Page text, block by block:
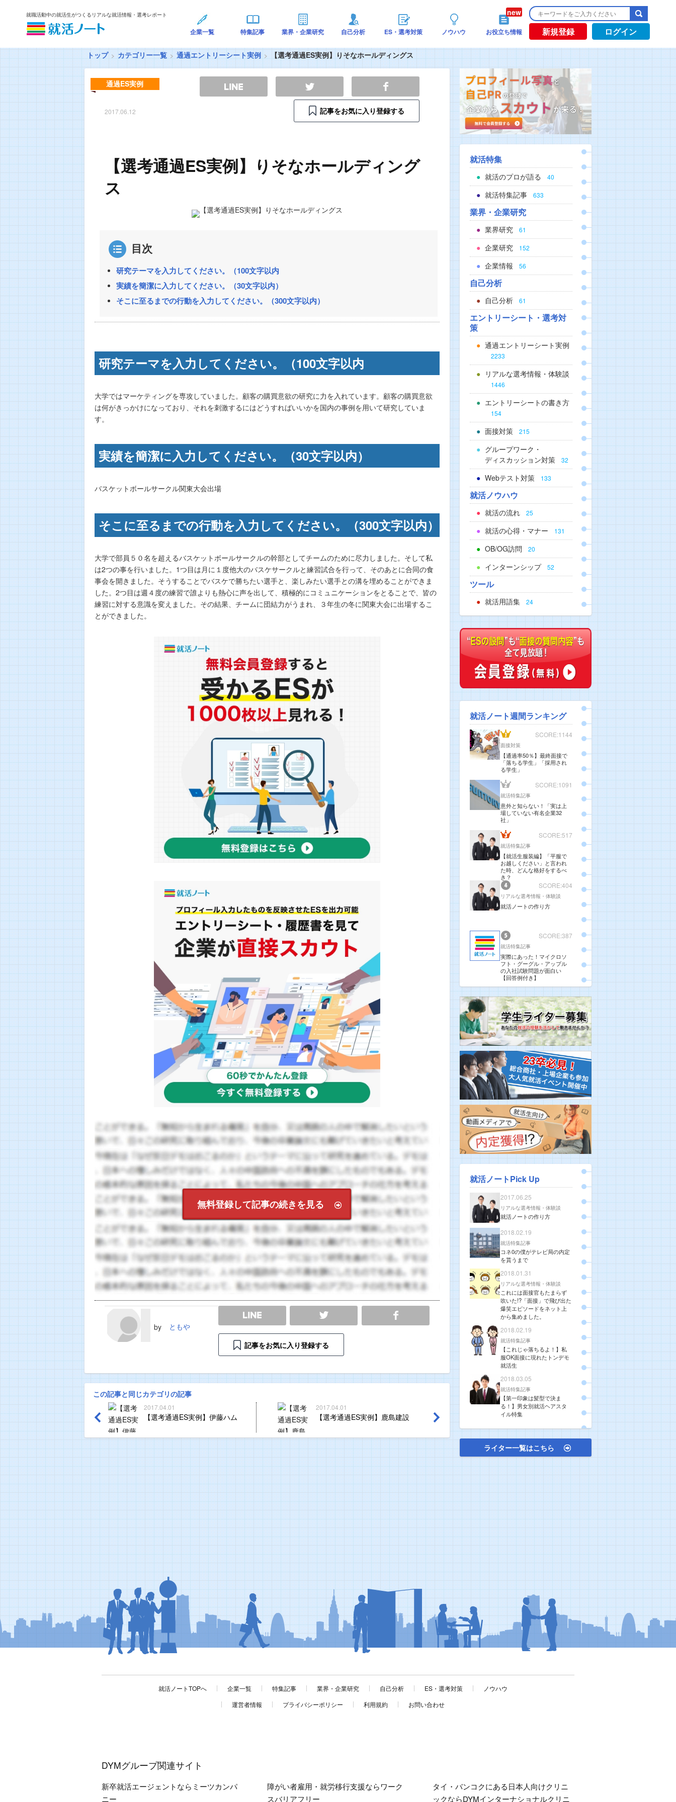
就職活動中の就活生がつくるリアルな就活情報・選考レポート
企業一覧 特集記事 業界・企業研究 自己分析 ES・選考対策 ノウハウ お役立ち情報 新規登録 ログイン
トップ カテゴリー一覧 通過エントリーシート実例 【選考通過ES実例】りそなホールディングス
通過ES実例
2017.06.12 記事をお気に入り登録する
【選考通過ES実例】りそなホールディング
ス
目次
研究テーマを入力してください。（100文字以内
実績を簡潔に入力してください。（30文字以内）
そこに至るまでの行動を入力してください。（300文字以内）
研究テーマを入力してください。（100文字以内
大学ではマーケティングを専攻していました。顧客の購買意欲の研究に力を入れています。顧客の購買意欲
は何がきっかけになっており、それを刺激するにはどうすればいいかを国内の事例を用いて研究していま
す。
実績を簡潔に入力してください。（30文字以内）
バスケットボールサークル関東大会出場
そこに至るまでの行動を入力してください。（300文字以内）
大学で部員５０名を超えるバスケットボールサークルの幹部としてチームのために尽力しました。そして私
は2つの事を行いました。1つ目は月に１度他大のバスケサークルと練習試合を行って、そのあとに合同の食
事会を開きました。そうすることでバスケで勝ちたい選手と、楽しみたい選手との溝を埋めることができま
した。2つ目は週４度の練習で誰よりも熱心に声を出して、積極的にコミュニケーションをとることで、皆の
練習に対する意識を変えました。その結果、チームに団結力がうまれ、３年生の冬に関東大会に出場するこ
とができました。
無料登録して記事の続きを見る
by ともや
LINE SHARE
記事をお気に入り登録する
この記事と同じカテゴリの記事
2017.04.01
【選考通過ES実例】伊藤ハム
2017.04.01
【選考通過ES実例】鹿島建設
就活特集
就活のプロが語る 40
就活特集記事 633
業界・企業研究
業界研究 61
企業研究 152
企業情報 56
自己分析
自己分析 61
エントリーシート・選考対
策
通過エントリーシート実例
2233
リアルな選考情報・体験談
1446
エントリーシートの書き方
154
面接対策 215
グループワーク・
ディスカッション対策
32
Webテスト対策 133
就活ノウハウ
就活の流れ 25
就活の心得・マナー 131
OB/OG訪問 20
インターンシップ 52
ツール
就活用語集 24
就活ノート週間ランキング
SCORE:1144
面接対策
【通過率50％】最終面接で
「落ちる学生」「採用され
る学生」
SCORE:1091
就活特集記事
意外と知らない！「実は上
場していない有名企業32
社」
SCORE:517
就活特集記事
【就活生服装編】「平服で
お越しください」と言われ
た時、どんな格好をするべ
き？
SCORE:404
リアルな選考情報・体験談
就活ノートの作り方
SCORE:387
就活特集記事
実際にあった！マイクロソ
フト・グーグル・アップル
の入社試験問題が面白い
【回答例付き】
就活ノートPick Up
2017.06.25
リアルな選考情報・体験談
就活ノートの作り方
2018.02.19
就活特集記事
コネ0の僕がテレビ局の内定
を貰うまで
2018.01.31
リアルな選考情報・体験談
これには面接官もたまらず
吹いた!?「面接」で飛び出た
爆笑エピソードをネット上
から集めました。
2018.02.19
就活特集記事
【これじゃ落ちるよ！】私
服OK面接に現れたトンデモ
就活生
2018.03.05
就活特集記事
【第一印象は髪型で決ま
る！】男女別就活ヘアスタ
イル特集
ライター一覧はこちら
就活ノートTOPへ 企業一覧 特集記事 業界・企業研究 自己分析 ES・選考対策
ノウハウ
運営者情報
プライバシーポリシー 利用規約 お問い合わせ
DYMグループ関連サイト
新卒就活エージェントならミーツカンパ
ニー
障がい者雇用・就労移行支援ならワーク
スバリアフリー
タイ・バンコクにある日本人向けクリニ
ックならDYMインターナショナルクリニ